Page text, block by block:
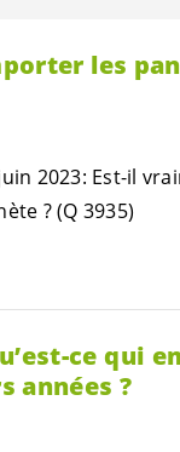
les
2023: Est-il
? (Q 3935)
ce qui
années ?